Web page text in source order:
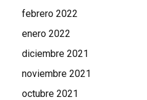
febrero 2022
enero 2022
diciembre 2021
noviembre 2021
octubre 2021